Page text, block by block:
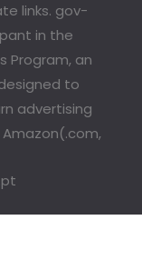
links. gov-
in the
Program, an
to
advertising